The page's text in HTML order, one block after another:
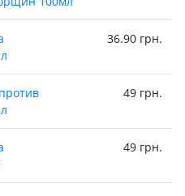
36.90 грн.
49 грн.
49 грн.